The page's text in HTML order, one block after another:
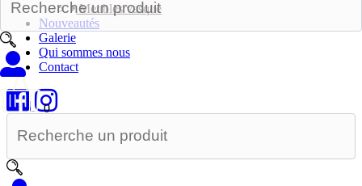
0
Meubles vasque
Nouveautés
Galerie
Qui sommes nous
Contact
|